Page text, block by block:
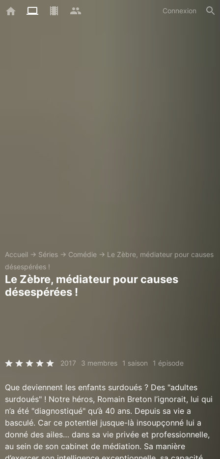
Connexion
Accueil → Séries → Comédie → Le Zèbre, médiateur pour causes
désespérées !
Le Zèbre, médiateur pour causes
désespérées !
2017 3 membres 1 saison 1 épisode
Que deviennent les enfants surdoués ? Des "adultes
surdoués" ! Notre héros, Romain Breton l’ignorait, lui qui
n’a été "diagnostiqué" qu’à 40 ans. Depuis sa vie a
basculé. Car ce potentiel jusque-là insoupçonné lui a
donné des ailes… dans sa vie privée et professionnelle,
au sein de son cabinet de médiation. Sa manière